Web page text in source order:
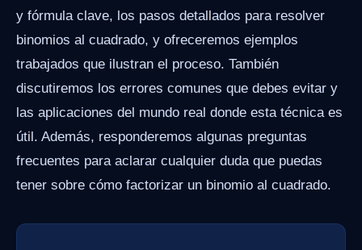
y fórmula clave, los pasos detallados para resolver
binomios al cuadrado, y ofreceremos ejemplos
trabajados que ilustran el proceso. También
discutiremos los errores comunes que debes evitar y
las aplicaciones del mundo real donde esta técnica es
útil. Además, responderemos algunas preguntas
frecuentes para aclarar cualquier duda que puedas
tener sobre cómo factorizar un binomio al cuadrado.